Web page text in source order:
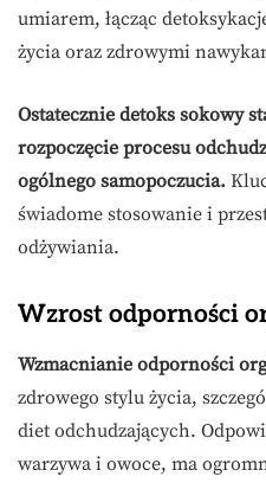
umiarem, łącząc
życia oraz zdrowymi
Ostatecznie detoks sokowy
rozpoczęcie procesu
ogólnego samopoczucia.
świadome stosowanie i
odżywiania.
Wzrost odporności
Wzmacnianie odporności
zdrowego stylu życia,
diet odchudzających.
warzywa i owoce, ma